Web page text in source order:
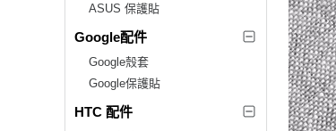
ASUS 保護貼
Google配件
Google殼套
Google保護貼
HTC 配件